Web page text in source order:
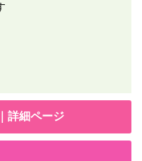
詳細ページ